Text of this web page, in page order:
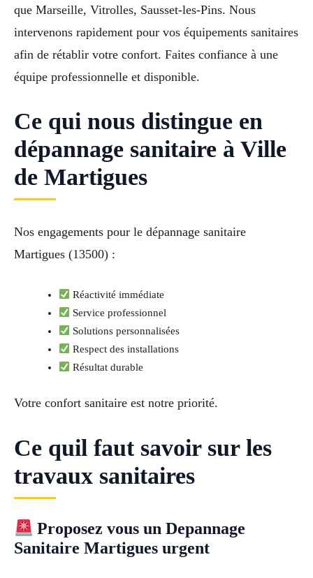
que Marseille, Vitrolles, Sausset-les-Pins. Nous
intervenons rapidement pour vos équipements sanitaires
afin de rétablir votre confort. Faites confiance à une
équipe professionnelle et disponible.
Ce qui nous distingue en
dépannage sanitaire à Ville
de Martigues
Nos engagements pour le dépannage sanitaire
Martigues (13500) :
Réactivité immédiate
Service professionnel
Solutions personnalisées
Respect des installations
Résultat durable
Votre confort sanitaire est notre priorité.
Ce quil faut savoir sur les
travaux sanitaires
Proposez vous un Depannage
Sanitaire Martigues urgent